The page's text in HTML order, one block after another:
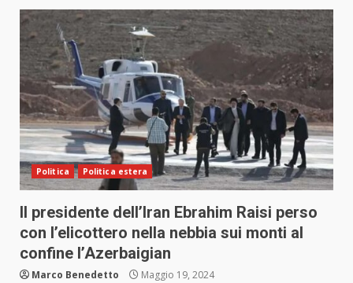
Politica Politica estera
Il presidente dell’Iran Ebrahim Raisi perso
con l’elicottero nella nebbia sui monti al
confine l’Azerbaigian
Marco Benedetto Maggio 19, 2024